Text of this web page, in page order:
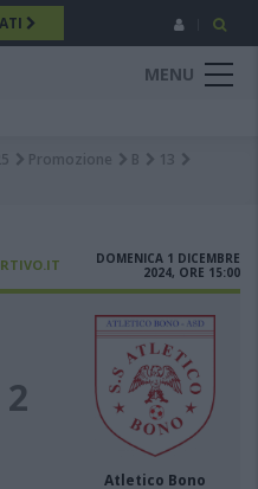
MENU
Promozione B
13
DOMENICA 1 DICEMBRE
2024, ORE 15:00
Atletico Bono